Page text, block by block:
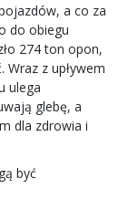
a co za
do obiegu
274 ton opon,
Wraz z upływem
ulega
glebę, a
dla zdrowia i
być